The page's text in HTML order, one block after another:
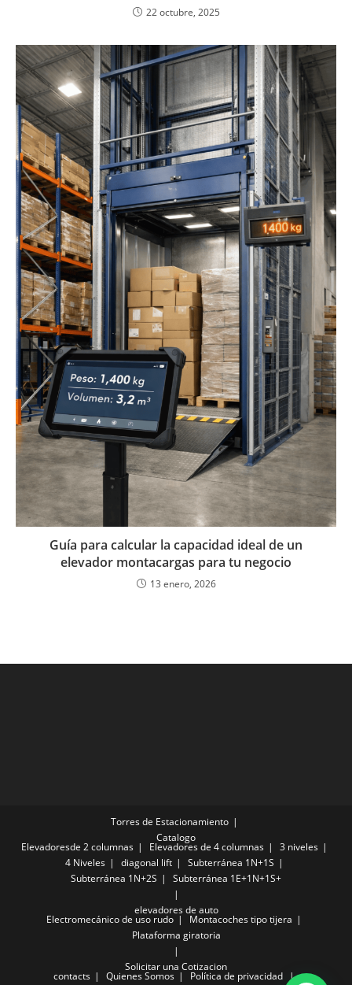
22 octubre, 2025
Guía para calcular la capacidad ideal de un
elevador montacargas para tu negocio
13 enero, 2026
Torres de Estacionamiento
Catalogo
Elevadoresde 2 columnas Elevadores de 4 columnas
3 niveles
4 Niveles
diagonal lift
Subterránea 1N+1S
Subterránea 1N+2S
Subterránea 1E+1N+1S+
elevadores de auto
Electromecánico de uso rudo
Montacoches tipo tijera
Plataforma giratoria
Solicitar una Cotizacion
contacts Quienes Somos Política de privacidad